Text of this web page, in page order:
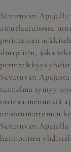
Savutuvan
ainutlaatuisessa
perinteinen
ilmapiirin, joka
perinteikkyys
Savutuvan
tunnelma syntyy
tarinaa menneistä
unohtumattoman
Savutuvan
harmonisen